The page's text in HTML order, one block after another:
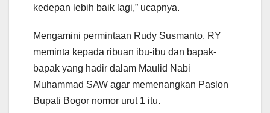
kedepan lebih baik lagi,” ucapnya.
Mengamini permintaan Rudy Susmanto, RY
meminta kepada ribuan ibu-ibu dan bapak-
bapak yang hadir dalam Maulid Nabi
Muhammad SAW agar memenangkan Paslon
Bupati Bogor nomor urut 1 itu.